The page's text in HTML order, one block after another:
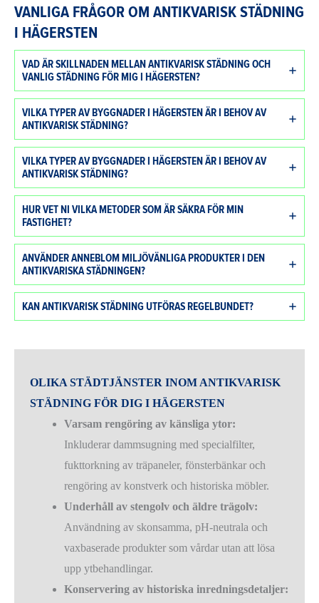
VANLIGA FRÅGOR OM ANTIKVARISK STÄDNING
I HÄGERSTEN
VAD ÄR SKILLNADEN MELLAN ANTIKVARISK STÄDNING OCH
VANLIG STÄDNING FÖR MIG I HÄGERSTEN?
VILKA TYPER AV BYGGNADER I HÄGERSTEN ÄR I BEHOV AV
ANTIKVARISK STÄDNING?
VILKA TYPER AV BYGGNADER I HÄGERSTEN ÄR I BEHOV AV
ANTIKVARISK STÄDNING?
HUR VET NI VILKA METODER SOM ÄR SÄKRA FÖR MIN
FASTIGHET?
ANVÄNDER ANNEBLOM MILJÖVÄNLIGA PRODUKTER I DEN
ANTIKVARISKA STÄDNINGEN?
KAN ANTIKVARISK STÄDNING UTFÖRAS REGELBUNDET?
OLIKA STÄDTJÄNSTER INOM ANTIKVARISK
STÄDNING FÖR DIG IHÄGERSTEN
Varsam rengöring av känsliga ytor:
Inkluderar dammsugning med specialfilter,
fukttorkning av träpaneler, fönsterbänkar och
rengöring av konstverk och historiska möbler.
Underhåll av stengolv och äldre trägolv:
Användning av skonsamma, pH-neutrala och
vaxbaserade produkter som vårdar utan att lösa
upp ytbehandlingar.
Konservering av historiska inredningsdetaljer: